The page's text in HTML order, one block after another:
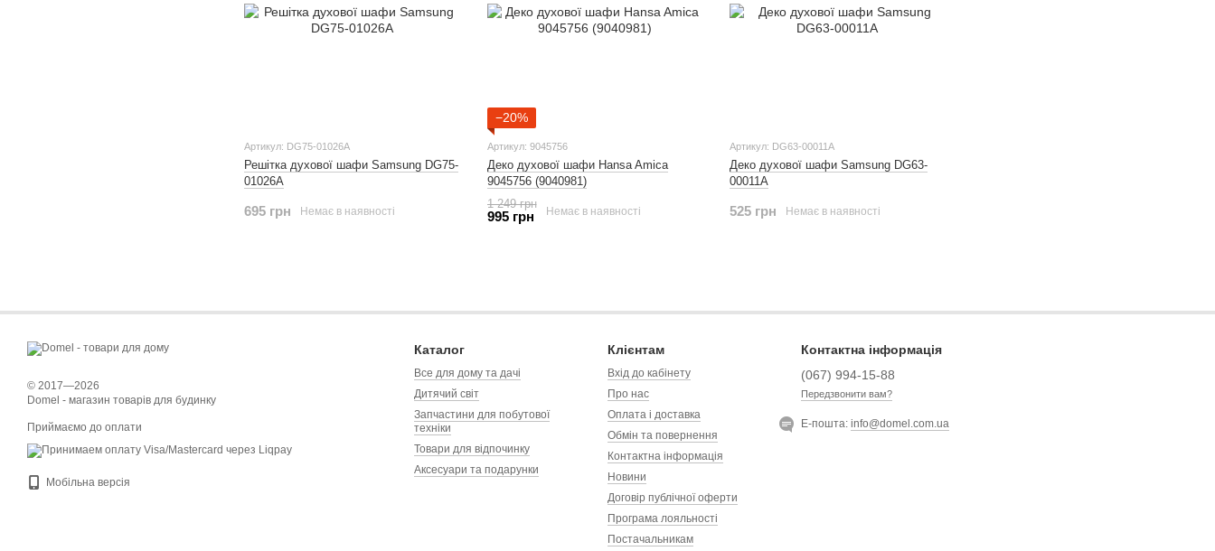
Артикул: DG75-01026A
Решітка духової шафи Samsung DG75-
01026A
695 грн Немає в наявності
−20%
Артикул: 9045756
Деко духової шафи Hansa Amica
9045756 (9040981)
1 249 грн
995 грн Немає в наявності
Артикул: DG63-00011A
Деко духової шафи Samsung DG63-
00011A
525 грн Немає в наявності
© 2017—2026
Domel - магазин товарів для будинку
Приймаємо до оплати
Мобільна версія
Каталог
Все для дому та дачі
Дитячий світ
Запчастини для побутової
техніки
Товари для відпочинку
Аксесуари та подарунки
Клієнтам
Вхід до кабінету
Про нас
Оплата і доставка
Обмін та повернення
Контактна інформація
Новини
Договір публічної оферти
Програма лояльності
Постачальникам
Контактна інформація
(067) 994-15-88
Передзвонити вам?
Е-пошта:info@domel.com.ua